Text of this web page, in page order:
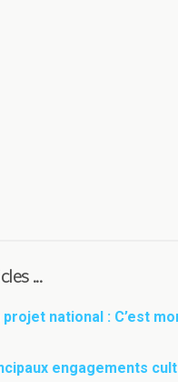
...
projet national : C’est
engagements